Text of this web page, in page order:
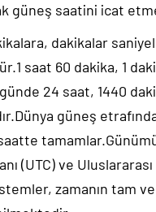
güneş saatini icat
dakikalar
saat 60 dakika, 1
24 saat, 1440
güneş
(UTC) ve
zamanın tam